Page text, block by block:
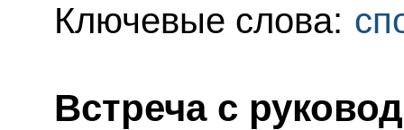
Ключевые слова:
Встреча с